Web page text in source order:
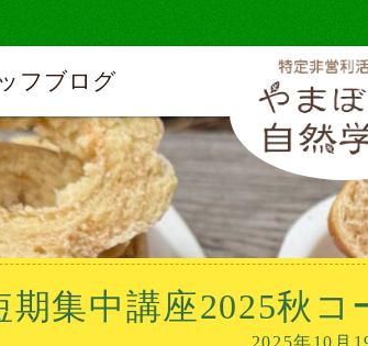
フブログ
期集中講座2025秋
2025年10月